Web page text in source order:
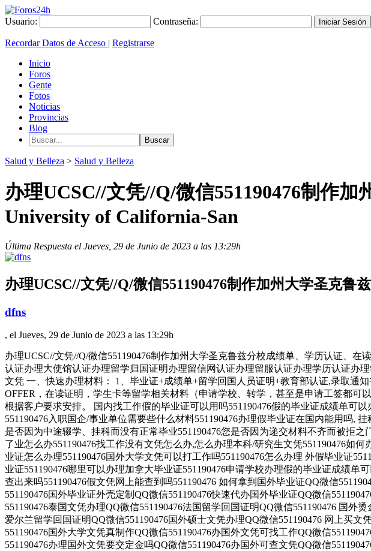
Usuario: Contraseña:
Recordar Datos de Acceso | Registrarse
Inicio
Foros
Gente
Fotos
Noticias
Provincias
Blog
Salud y Belleza > Salud y Belleza
办理UCSC//文凭//Q/微信551190476制作
University of California-San
Última Respuesta el Jueves, 29 de Junio de 2023 a las 13:29h
办理UCSC//文凭//Q/微信551190476制作加州大学圣克
dfns
, el Jueves, 29 de Junio de 2023 a las 13:29h
办理UCSC//文凭//Q/微信551190476制作加州大学圣克鲁兹分校成绩单、学历认证、在
认证办理大使馆认证办理留学归国证明办理留信网认证办理留服认证办理学历认证办
文凭 一、快速办理材料： 1、毕业证+成绩单+留学回国人员证明+教育部认证,录取通
OFFER，在读证明，学生卡等留学相关材料（申请学校、转学，甚至是申请工签都
根据客户要求安排。 国内找工作假的毕业证可以用吗551190476假的毕业证成绩单可
551190476入职国企/事业单位需要些什么材料551190476办理假毕业证在国内能用吗,
是否因为中途辍学、挂科而没有正常毕业551190476您是否因为递交材料不齐而被拒
了业怎么办551190476找工作没有文凭怎么办,怎么办理本科/研究生文凭551190476如
业证怎么办理551190476国外大学文凭可以打工作吗551190476怎么办理 外假毕业证
业证551190476哪里可以办理加拿大毕业证551190476申请学校办理假的毕业证成绩单
查出来吗551190476假文凭网上能查到吗551190476 如何拿到国外毕业证QQ微信
551190476国外毕业证外壳定制QQ微信551190476快速代办国外毕业证QQ微信
551190476泰国文凭办理QQ微信551190476法国留学回国证明QQ微信551190476 国外
爱尔兰留学回国证明QQ微信551190476国外硕士文凭办理QQ微信551190476 网上买
551190476国外大学文凭真制作QQ微信551190476办国外文凭可找工作QQ微信
551190476办理国外文凭要交定金吗QQ微信551190476办国外可查文凭QQ微信